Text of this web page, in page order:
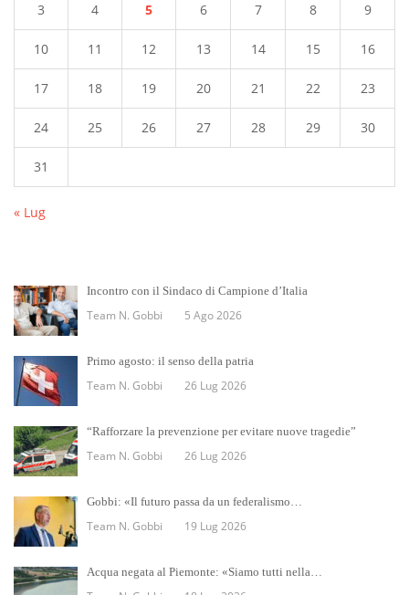
3 4 5 6 7 8 9
10 11 12 13 14 15 16
17 18 19 20 21 22 23
24 25 26 27 28 29 30
31
« Lug
Incontro con il Sindaco di Campione d’Italia
Team N. Gobbi 5 Ago 2026
Primo agosto: il senso della patria
Team N. Gobbi 26 Lug 2026
“Rafforzare la prevenzione per evitare nuove tragedie”
Team N. Gobbi 26 Lug 2026
Gobbi: «Il futuro passa da un federalismo…
Team N. Gobbi 19 Lug 2026
Acqua negata al Piemonte: «Siamo tutti nella…